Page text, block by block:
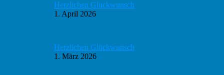
Herzlichen Glückwunsch
1. April 2026
Herzlichen Glückwunsch
1. März 2026